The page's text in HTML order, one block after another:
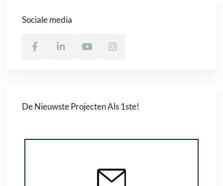
Sociale media
De Nieuwste Projecten Als 1ste!